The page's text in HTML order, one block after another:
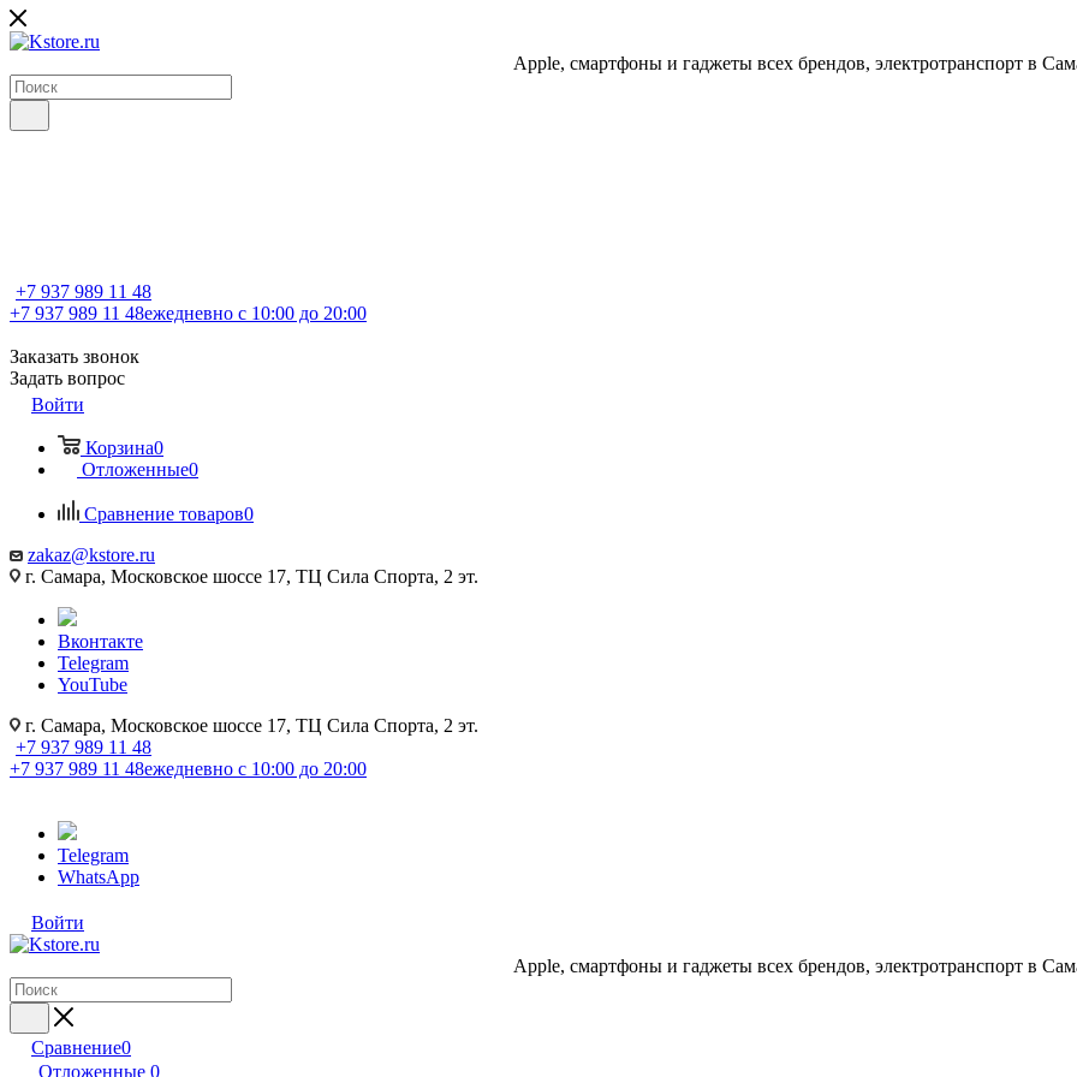
Apple, cмартфоны и гаджеты всех брендов, электротранспорт в
+7 937 989 11 48
+7 937 989 11 48ежедневно с 10:00 до 20:00
Заказать звонок
Задать вопрос
Войти
Корзина0
Отложенные0
Сравнение товаров0
zakaz@kstore.ru
г. Самара, Московское шоссе 17, ТЦ Сила Спорта, 2 эт.
Вконтакте
Telegram
YouTube
г. Самара, Московское шоссе 17, ТЦ Сила Спорта, 2 эт.
+7 937 989 11 48
+7 937 989 11 48ежедневно с 10:00 до 20:00
Telegram
WhatsApp
Войти
Apple, cмартфоны и гаджеты всех брендов, электротранспорт в
Сравнение0
Отложенные 0